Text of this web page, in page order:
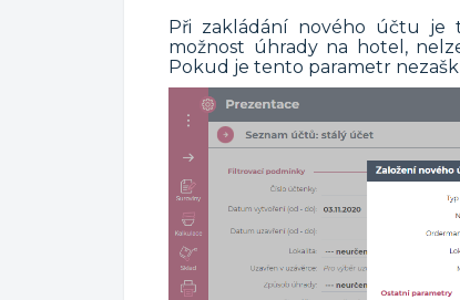
Při zakládání nového účtu je
možnost úhrady na hotel,
Pokud je tento parametr